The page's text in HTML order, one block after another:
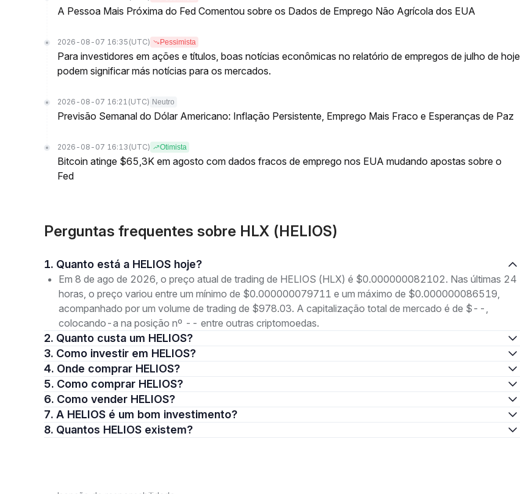
A Pessoa Mais Próxima do Fed Comentou sobre os Dados de Emprego Não Agrícola dos EUA
2026-08-07 16:35 (UTC) Pessimista
Para investidores em ações e títulos, boas notícias econômicas no relatório de empregos de julho de hoje
podem significar más notícias para os mercados.
2026-08-07 16:21 (UTC) Neutro
Previsão Semanal do Dólar Americano: Inflação Persistente, Emprego Mais Fraco e Esperanças de Paz
2026-08-07 16:13 (UTC) Otimista
Bitcoin atinge $65,3K em agosto com dados fracos de emprego nos EUA mudando apostas sobre o
Fed
Perguntas frequentes sobre HLX (HELIOS)
1. Quanto está a HELIOS hoje?
Em 8 de ago de 2026, o preço atual de trading de HELIOS (HLX) é $0.000000082102. Nas últimas 24
horas, o preço variou entre um mínimo de $0.000000079711 e um máximo de $0.000000086519,
acompanhado por um volume de trading de $978.03. A capitalização total de mercado é de $--,
colocando-a na posição nº -- entre outras criptomoedas.
2. Quanto custa um HELIOS?
3. Como investir em HELIOS?
4. Onde comprar HELIOS?
5. Como comprar HELIOS?
6. Como vender HELIOS?
7. A HELIOS é um bom investimento?
8. Quantos HELIOS existem?